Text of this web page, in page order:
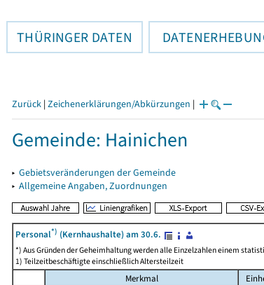
THÜRINGER DATEN
Zurück | Zeichenerklärungen/Abkürzungen |
Gemeinde: Hainichen
▸ Gebietsveränderungen der Gemeinde
▸ Allgemeine Angaben, Zuordnungen
Personal*) (Kernhaushalte) am 30.6.
*) Aus Gründen der Geheimhaltung werden alle Einzelzahlen einem
1) Teilzeitbeschäftigte einschließlich Altersteilzeit
Merkmal